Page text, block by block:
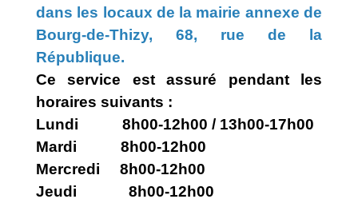
dans les locaux de la mairie annexe de
Bourg-de-Thizy, 68, rue de la
République.
Ce service est assuré pendant les
horaires suivants :
Lundi 8h00-12h00 / 13h00-17h00
Mardi 8h00-12h00
Mercredi 8h00-12h00
Jeudi 8h00-12h00